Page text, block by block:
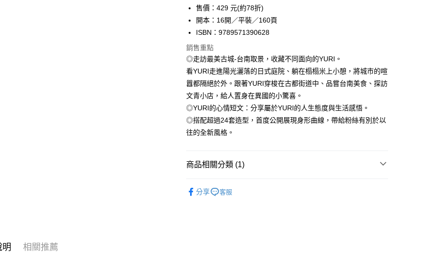
付款後7-11取貨
每筆NT$60，滿NT$499(含以上)免運費
每筆NT$100，滿NT$499(含以上)免運費
售價：429 元(約78折)
開本：16開／平裝／160頁
ISBN：9789571390628
銷售重點
◎走訪最美古城-台南取景，收藏不同面向的YURI。
看YURI走進陽光灑落的日式庭院、躺在榻榻米上小憩，將城市的喧
囂都隔絕於外。跟著YURI穿梭在古都街道中、品嘗台南美食、探訪
文青小店，給人置身在異國的小驚喜。
◎YURI的心情短文：分享屬於YURI的人生態度與生活感悟。
◎搭配超過24套造型，首度公開展現身形曲線，帶給粉絲有別於以
往的全新風格。
商品相關分類 (1)
分享
客服
明 相關推薦